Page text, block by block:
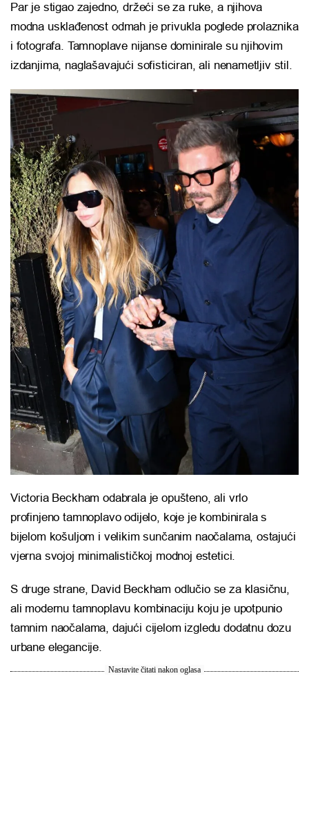
Par je stigao zajedno, držeći se za ruke, a njihova
modna usklađenost odmah je privukla poglede prolaznika
i fotografa. Tamnoplave nijanse dominirale su njihovim
izdanjima, naglašavajući sofisticiran, ali nenametljiv stil.
Victoria Beckham odabrala je opušteno, ali vrlo
profinjeno tamnoplavo odijelo, koje je kombinirala s
bijelom košuljom i velikim sunčanim naočalama, ostajući
vjerna svojoj minimalističkoj modnoj estetici.
S druge strane, David Beckham odlučio se za klasičnu,
ali modernu tamnoplavu kombinaciju koju je upotpunio
tamnim naočalama, dajući cijelom izgledu dodatnu dozu
urbane elegancije.
Nastavite čitati nakon oglasa